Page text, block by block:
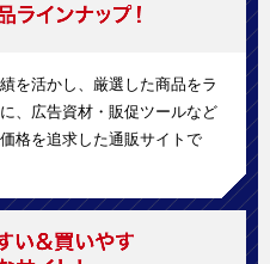
を活かし、厳選した商品をラ
、広告資材・販促ツールなど
格を追求した通販サイトで